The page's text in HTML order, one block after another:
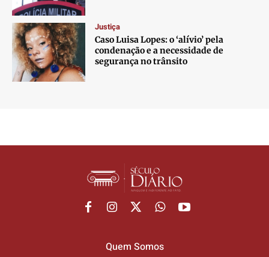
Justiça
Caso Luisa Lopes: o ‘alívio’ pela
condenação e a necessidade de
segurança no trânsito
Quem Somos